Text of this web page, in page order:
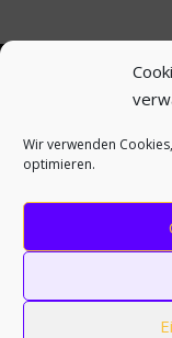
Wir verwenden
optimieren.